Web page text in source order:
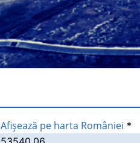
Afişează pe harta României *